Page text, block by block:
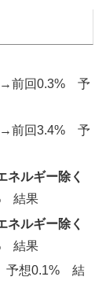
→前回0.3% 予
→前回3.4% 予
ネルギー除く
結果
ネルギー除く
結果
予想0.1% 結